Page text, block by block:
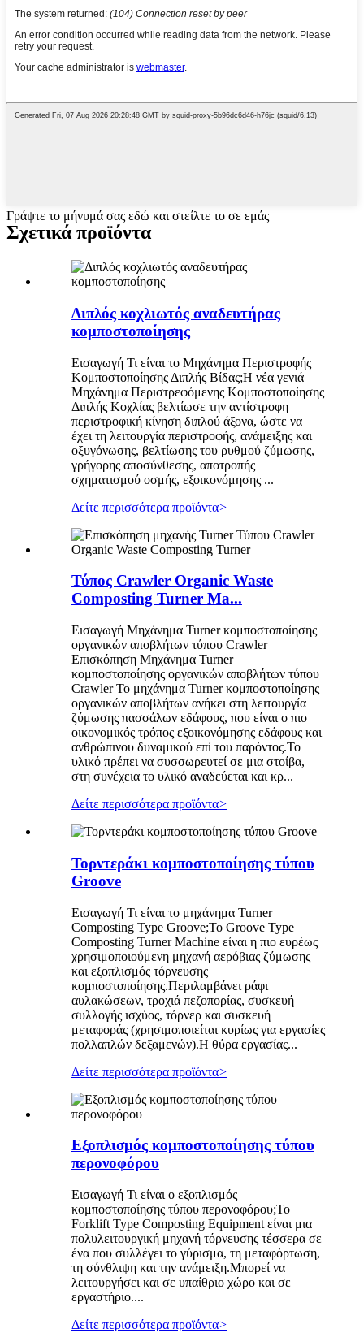
Γράψτε το μήνυμά σας εδώ και στείλτε το σε εμάς
Σχετικά προϊόντα
Διπλός κοχλιωτός αναδευτήρας
κομποστοποίησης
Εισαγωγή Τι είναι το Μηχάνημα Περιστροφής
Κομποστοποίησης Διπλής Βίδας;Η νέα γενιά
Μηχάνημα Περιστρεφόμενης Κομποστοποίησης
Διπλής Κοχλίας βελτίωσε την αντίστροφη
περιστροφική κίνηση διπλού άξονα, ώστε να
έχει τη λειτουργία περιστροφής, ανάμειξης και
οξυγόνωσης, βελτίωσης του ρυθμού ζύμωσης,
γρήγορης αποσύνθεσης, αποτροπής
σχηματισμού οσμής, εξοικονόμησης ...
Δείτε περισσότερα προϊόντα>
Τύπος Crawler Organic Waste
Composting Turner Ma...
Εισαγωγή Μηχάνημα Turner κομποστοποίησης
οργανικών αποβλήτων τύπου Crawler
Επισκόπηση Μηχάνημα Turner
κομποστοποίησης οργανικών αποβλήτων τύπου
Crawler Το μηχάνημα Turner κομποστοποίησης
οργανικών αποβλήτων ανήκει στη λειτουργία
ζύμωσης πασσάλων εδάφους, που είναι ο πιο
οικονομικός τρόπος εξοικονόμησης εδάφους και
ανθρώπινου δυναμικού επί του παρόντος.Το
υλικό πρέπει να συσσωρευτεί σε μια στοίβα,
στη συνέχεια το υλικό αναδεύεται και κρ...
Δείτε περισσότερα προϊόντα>
Τορντεράκι κομποστοποίησης τύπου
Groove
Εισαγωγή Τι είναι το μηχάνημα Turner
Composting Type Groove;Το Groove Type
Composting Turner Machine είναι η πιο ευρέως
χρησιμοποιούμενη μηχανή αερόβιας ζύμωσης
και εξοπλισμός τόρνευσης
κομποστοποίησης.Περιλαμβάνει ράφι
αυλακώσεων, τροχιά πεζοπορίας, συσκευή
συλλογής ισχύος, τόρνερ και συσκευή
μεταφοράς (χρησιμοποιείται κυρίως για εργασίες
πολλαπλών δεξαμενών).Η θύρα εργασίας...
Δείτε περισσότερα προϊόντα>
Εξοπλισμός κομποστοποίησης τύπου
περονοφόρου
Εισαγωγή Τι είναι ο εξοπλισμός
κομποστοποίησης τύπου περονοφόρου;Το
Forklift Type Composting Equipment είναι μια
πολυλειτουργική μηχανή τόρνευσης τέσσερα σε
ένα που συλλέγει το γύρισμα, τη μεταφόρτωση,
τη σύνθλιψη και την ανάμειξη.Μπορεί να
λειτουργήσει και σε υπαίθριο χώρο και σε
εργαστήριο....
Δείτε περισσότερα προϊόντα>